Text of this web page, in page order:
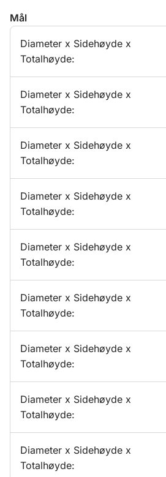
Mål
Diameter x Sidehøyde x
Totalhøyde:
Diameter x Sidehøyde x
Totalhøyde:
Diameter x Sidehøyde x
Totalhøyde:
Diameter x Sidehøyde x
Totalhøyde:
Diameter x Sidehøyde x
Totalhøyde:
Diameter x Sidehøyde x
Totalhøyde:
Diameter x Sidehøyde x
Totalhøyde:
Diameter x Sidehøyde x
Totalhøyde:
Diameter x Sidehøyde x
Totalhøyde: